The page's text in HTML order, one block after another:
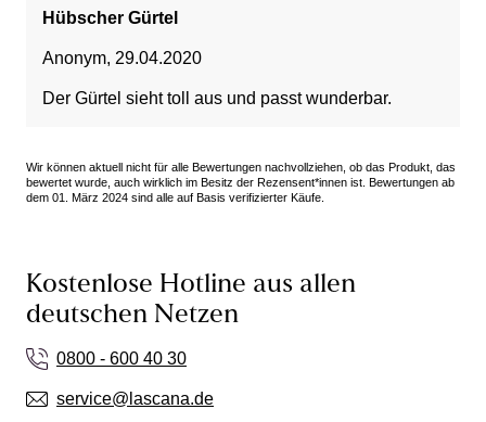
Hübscher Gürtel
Anonym, 29.04.2020
Der Gürtel sieht toll aus und passt wunderbar.
Wir können aktuell nicht für alle Bewertungen nachvollziehen, ob das Produkt, das
bewertet wurde, auch wirklich im Besitz der Rezensent*innen ist. Bewertungen ab
dem 01. März 2024 sind alle auf Basis verifizierter Käufe.
Kostenlose Hotline aus allen
deutschen Netzen
0800 - 600 40 30
service@lascana.de